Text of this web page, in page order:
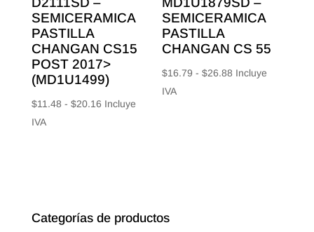
SEMICERAMICA
PASTILLA
CHANGAN CS15
POST 2017>
(MD1U1499)
$11.48 - $20.16Rango
$20.16
Incluye
IVA
SEMICERAMICA
PASTILLA
CHANGAN CS 55
$16.79 - $26.88 Rango
Incluye
IVA
Categorías de productos